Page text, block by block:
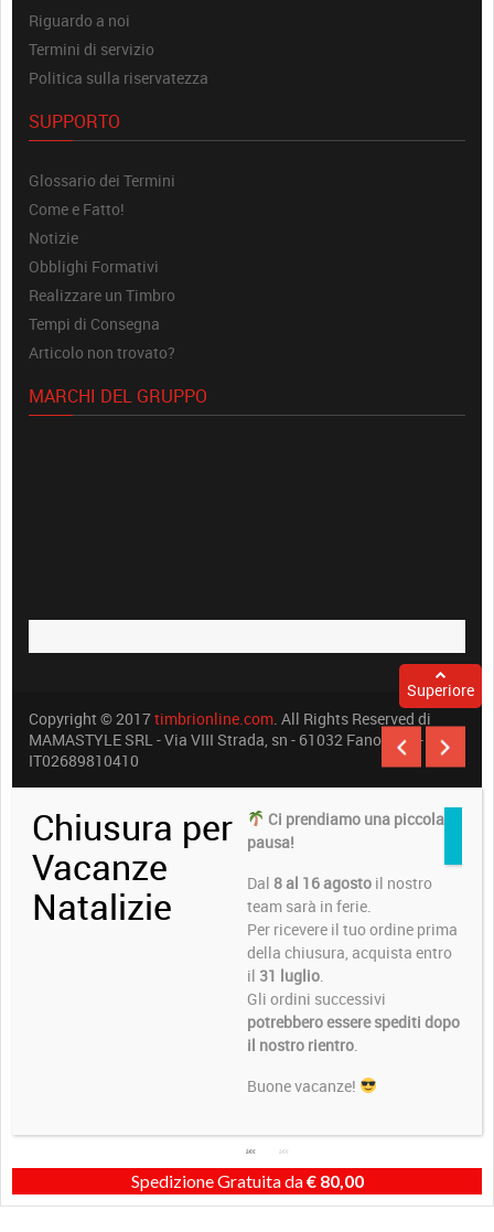
Riguardo a noi
Termini di servizio
Politica sulla riservatezza
SUPPORTO
Glossario dei Termini
Come e Fatto!
Notizie
Obblighi Formativi
Realizzare un Timbro
Tempi di Consegna
Articolo non trovato?
MARCHI DEL GRUPPO
Copyright © 2017timbrionline.com . All Rights Reserved di
MAMASTYLE SRL - Via VIII Strada, sn - 61032 Fano (PU) -
IT02689810410
Superiore
Chiusura per
Vacanze
Natalizie
Ci prendiamo una piccola
pausa!
Dal 8 al 16 agosto il nostro
team sarà in ferie.
Per ricevere il tuo ordine prima
della chiusura, acquista entro
il 31 luglio
Gli ordini successivi
potrebbero essere spediti dopo
il nostro rientro
Buone vacanze!
Spedizione Gratuita da€80,00